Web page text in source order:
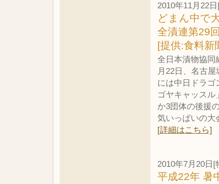
2010年11月22
どまん中で
全漬連第29
[提供:食料新
全日本漬物協同
月22日、名古
には中日ドラゴ
ゴヤキャッス
か3団体の後援
気いっぱいの大
[詳細はこちら]
2010年7月20日[
平成22年 暑